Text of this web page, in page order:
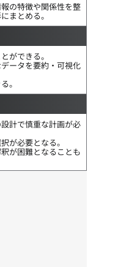
の特徴や関係性を整
まとめる。
ができる。
ータを要約・可視化
。
計で慎重な計画が必
が必要となる。
が困難となることも